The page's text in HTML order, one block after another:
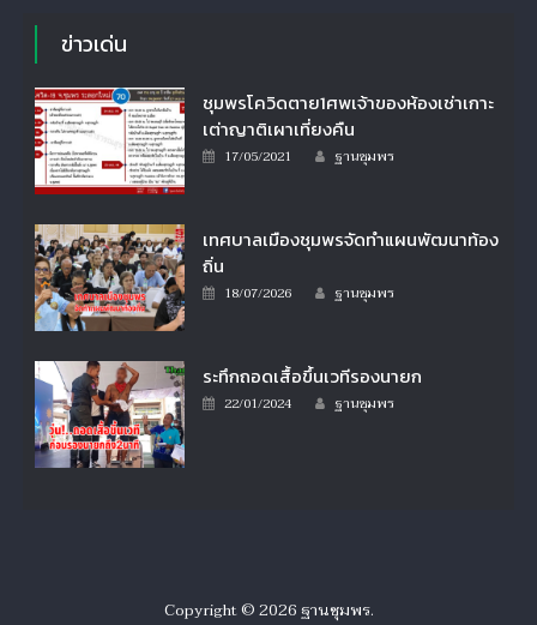
ข่าวเด่น
ชุมพรโควิดตาย1ศพเจ้าของห้องเช่าเกาะ
เต่าญาติเผาเที่ยงคืน
Posted
17/05/2021 Author
ฐานชุมพร
เทศบาลเมืองชุมพรจัดทำแผนพัฒนาท้อง
ถิ่น
Posted
18/07/2026 Author
ฐานชุมพร
ระทึกถอดเสื้อขึ้นเวทีรองนายก
Posted
22/01/2024 Author
ฐานชุมพร
Copyright © 2026ฐานชุมพร.